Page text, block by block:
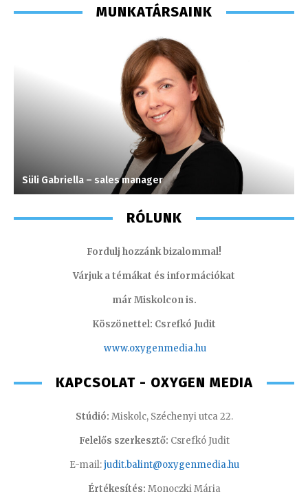
MUNKATÁRSAINK
Süli Gabriella – sales manager
RÓLUNK
Fordulj hozzánk bizalommal!
Várjuk a témákat és információkat
már Miskolcon is.
Köszönettel: Csrefkó Judit
www.oxygenmedia.hu
KAPCSOLAT - OXYGEN MEDIA
Stúdió: Miskolc, Széchenyi utca 22.
Felelős szerkesztő: Csrefkó Judit
E-mail:judit.balint@oxygenmedia.hu
Értékesítés: Monoczki Mária